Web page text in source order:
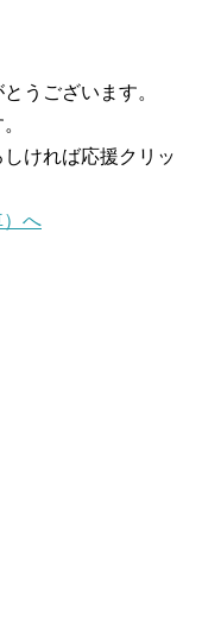
うございます。
ければ応援クリッ